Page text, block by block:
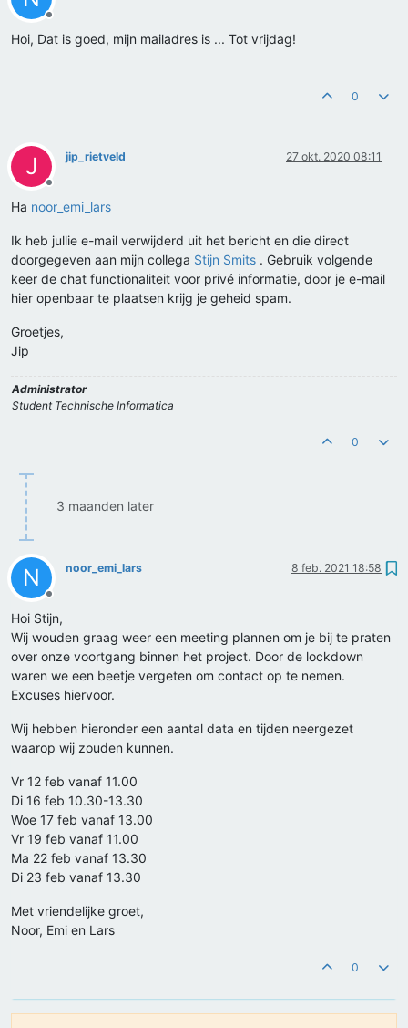
Offline
Hoi, Dat is goed, mijn mailadres is ... Tot vrijdag!
0
J
Offline
jip_rietveld 27 okt. 2020 08:11
Ha noor_emi_lars
Ik heb jullie e-mail verwijderd uit het bericht en die direct
doorgegeven aan mijn collega Stijn Smits . Gebruik volgende
keer de chat functionaliteit voor privé informatie, door je e-mail
hier openbaar te plaatsen krijg je geheid spam.
Groetjes,
Jip
Administrator
Student Technische Informatica
0
3 maanden later
N
Offline
noor_emi_lars 8 feb. 2021 18:58
Hoi Stijn,
Wij wouden graag weer een meeting plannen om je bij te praten
over onze voortgang binnen het project. Door de lockdown
waren we een beetje vergeten om contact op te nemen.
Excuses hiervoor.
Wij hebben hieronder een aantal data en tijden neergezet
waarop wij zouden kunnen.
Vr 12 feb vanaf 11.00
Di 16 feb 10.30-13.30
Woe 17 feb vanaf 13.00
Vr 19 feb vanaf 11.00
Ma 22 feb vanaf 13.30
Di 23 feb vanaf 13.30
Met vriendelijke groet,
Noor, Emi en Lars
0